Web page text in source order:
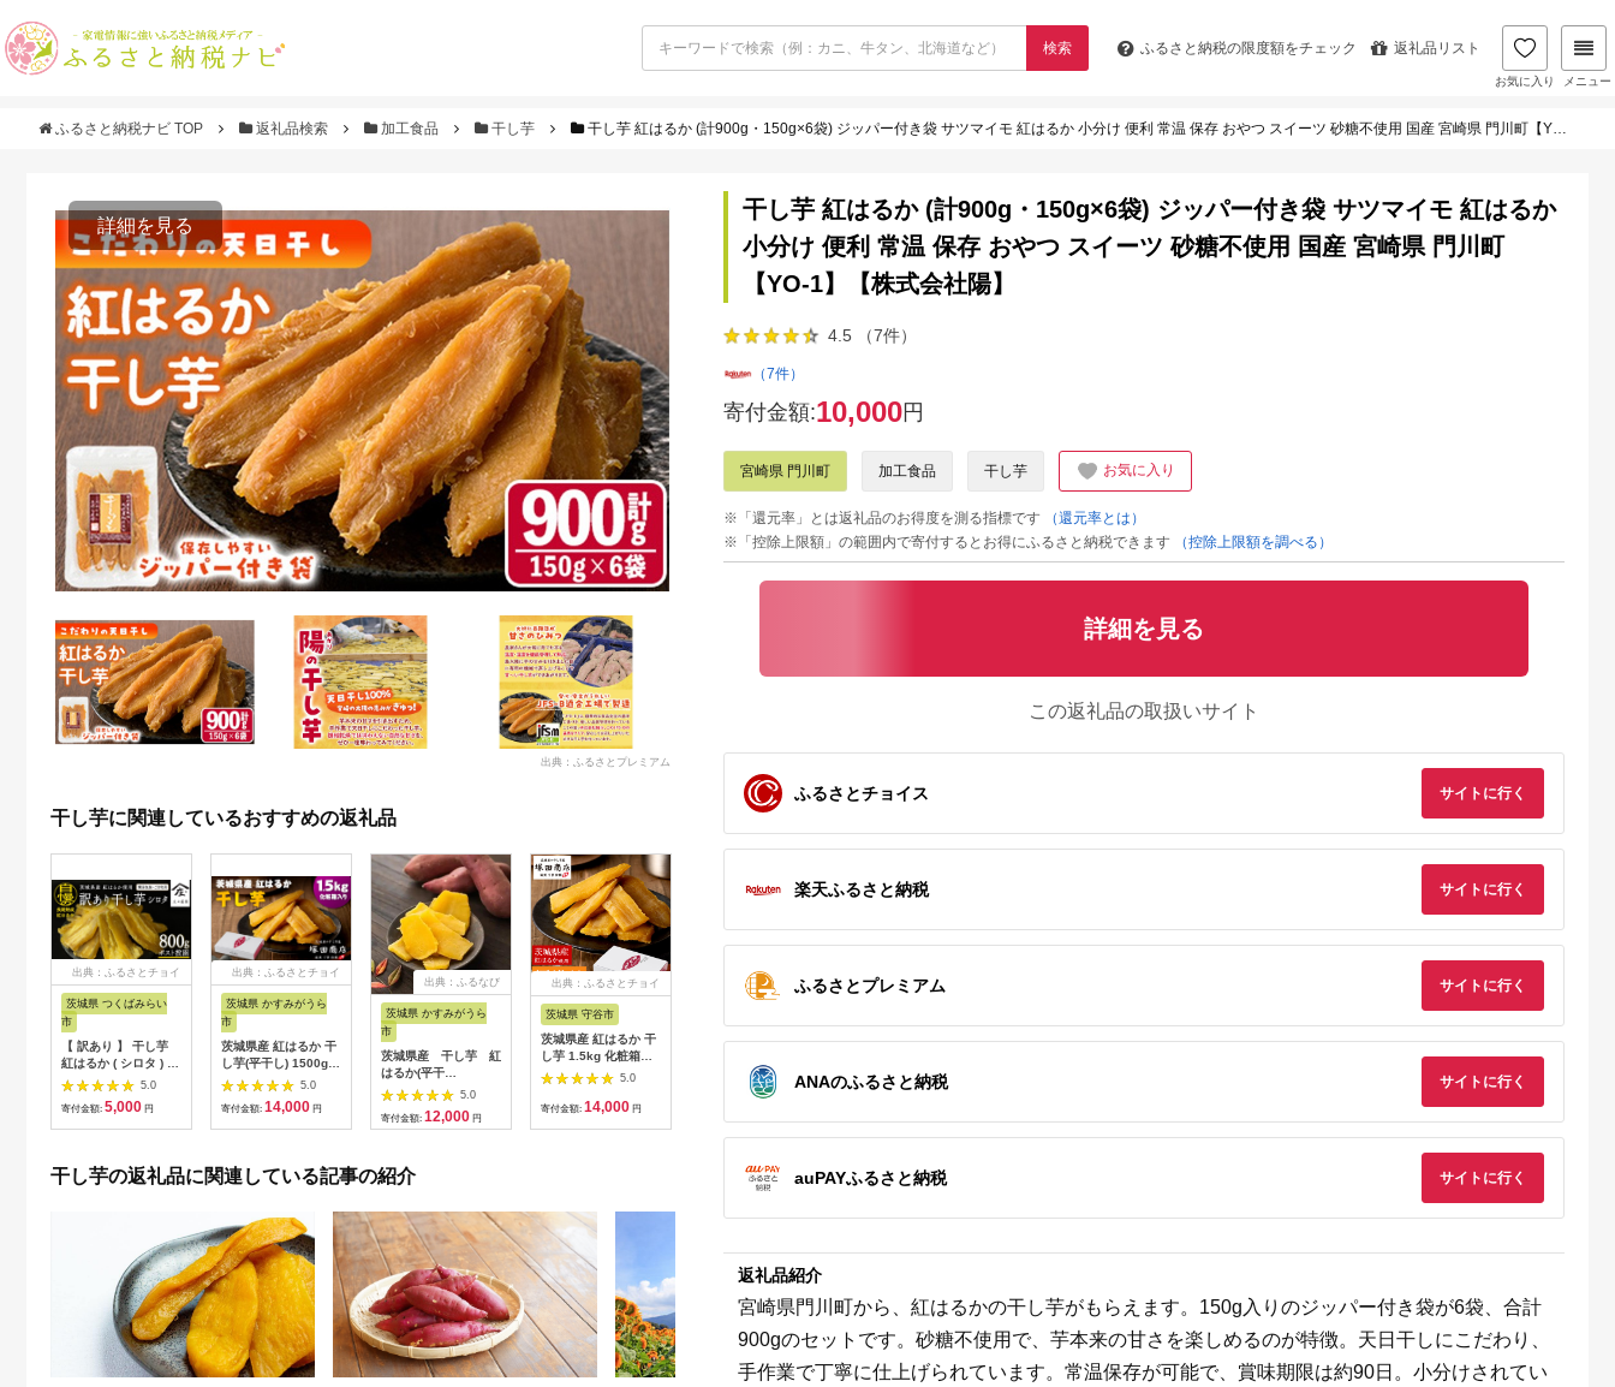
検索 ふるさと納税の限度額をチェック 返礼品リスト
お気に入り メニュー
ふるさと納税ナビ TOP 返礼品検索 加工食品 干し芋 干し芋 紅はるか (計900g・150g×6袋) ジッパー付き袋 サツマイモ 紅はるか 小分け 便利 常温 保存 おやつ スイーツ 砂糖不使用 国産 宮崎県 門川町【YO-1】【株式会社陽】
詳細を見る
出典：ふるさとプレミアム
干し芋に関連しているおすすめの返礼品
出典：ふるさとチョイ
茨城県 つくばみらい
市
【 訳あり 】 干し芋
紅はるか ( シロタ ) (
800g真空パック )
【簡易包装・ご自宅
用】 干し芋 乾燥芋 い
も 食物繊維ほし芋 ほ
ーツ 常温 常温保存 茨
城県産 マタニティフ
5.0
寄付金額: 5,000 円
出典：ふるさとチョイ
茨城県 かすみがうら
市
茨城県産 紅はるか 干
し芋(平干し) 1500g
化粧箱入り
【1420470】
5.0
寄付金額: 14,000 円
出典：ふるなび
茨城県 かすみがうら
市
茨城県産 干し芋 紅
はるか(平干
し)350g×3袋入【配送
不可地域：離島】
【1577055】
5.0
寄付金額: 12,000 円
出典：ふるさとチョイ
茨城県 守谷市
茨城県産 紅はるか 干
し芋 1.5kg 化粧箱入
り
5.0
寄付金額: 14,000 円
出典：ふるさとプレミ
【定期便・全3回】大
2.7kg(100g×9袋×3
回) t0033-009
出典：ふるさとチョイ
蜜芋 国富金時セット
芋150g×6) さつまい
も 焼き芋 やきいも 干
ツ 甘い 真空パック 蜜
芋 デザート セット ご
せ 贈り物 ギフト プレ
ゼント
5.0
干し芋 360g(120g×3
【添加物不使用】テレ
／ ギフト お取り寄せ
高知 四万十 四万十ド
糖不使用
出典：ふるさとチョイ
【2026年発送先行予
約】干し芋食べ切りセ
ット120g×8袋 090-
12,000円
出典：ふるさとチョ
茨城県 ひたちなか市
【訳あり】干しいも
1.2kg(400g×3袋/規
外品の干し芋詰合せ)
寄付金額:9,000
干し芋の返礼品に関連している記事の紹介
干し芋 紅はるか (計900g・150g×6袋) ジッパー付き袋 サツマイモ 紅はるか
小分け 便利 常温 保存 おやつ スイーツ 砂糖不使用 国産 宮崎県 門川町
【YO-1】【株式会社陽】
4.5 （7件）
（7件）
寄付金額:10,000円
宮崎県 門川町 加工食品 干し芋 お気に入り
※「還元率」とは返礼品のお得度を測る指標です
（還元率とは）
※「控除上限額」の範囲内で寄付するとお得にふるさと納税できます
（控除上限額を調べる）
詳細を見る
この返礼品の取扱いサイト
ふるさとチョイス サイトに行く
楽天ふるさと納税 サイトに行く
ふるさとプレミアム サイトに行く
ANAのふるさと納税 サイトに行く
auPAYふるさと納税 サイトに行く
返礼品紹介
宮崎県門川町から、紅はるかの干し芋がもらえます。150g入りのジッパー付き袋が6袋、合計
900gのセットです。砂糖不使用で、芋本来の甘さを楽しめるのが特徴。天日干しにこだわり、
手作業で丁寧に仕上げられています。常温保存が可能で、賞味期限は約90日。小分けされてい